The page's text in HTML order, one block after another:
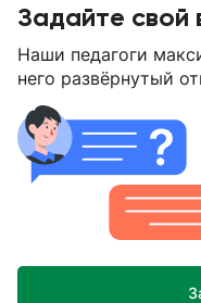
Задайте свой
Наши педагоги
него развёрнутый